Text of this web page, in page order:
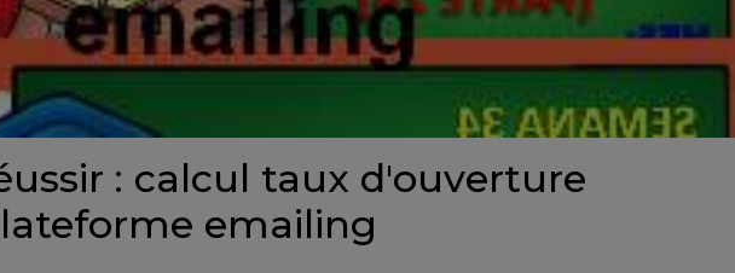
: calcul taux d'ouverture
emailing